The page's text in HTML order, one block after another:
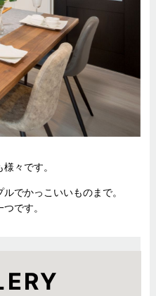
々です。
でかっこいいものまで。
です。